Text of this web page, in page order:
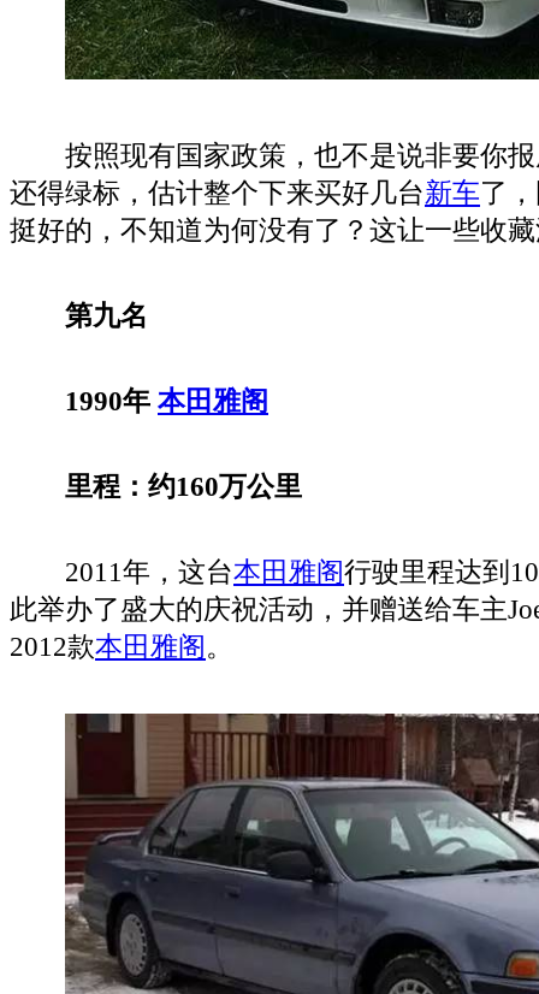
按照现有国家政策，也不是说非要你报
还得绿标，估计整个下来买好几台新车了
挺好的，不知道为何没有了？这让一些收
第九名
1990年 本田雅阁
里程：约160万公里
2011年，这台本田雅阁行驶里程达到
此举办了盛大的庆祝活动，并赠送给车主
2012款本田雅阁。